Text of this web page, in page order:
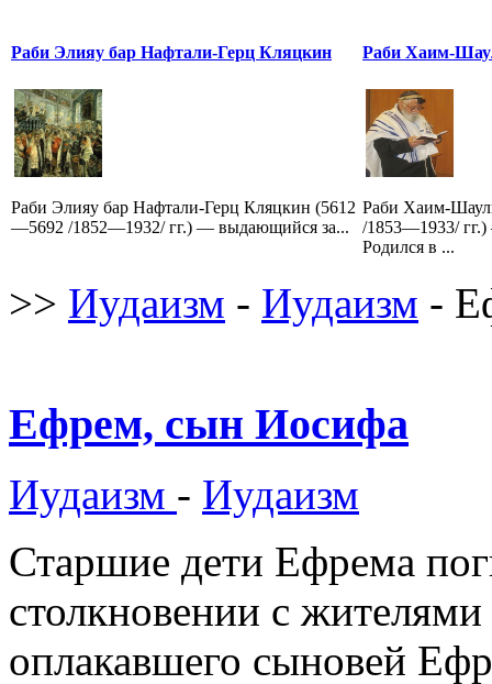
Раби Элияу бар Нафтали-Герц Кляцкин
Раби Элияу бар Нафтали-Герц Кляцкин (5612
—5692 /1852—1932/ гг.) — выдающийся за...
Раби Хаим-
Раби Хаим-
/1853—1933/
Родился в ...
>> Иудаизм - Иудаизм -
Ефрем, сын Иосифа
Иудаизм - Иудаизм
Старшие дети Ефрема
столкновении с
оплакавшего сыновей